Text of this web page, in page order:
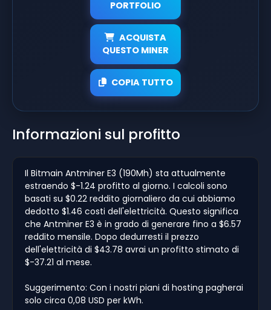
PORTFOLIO
ACQUISTA
QUESTO MINER
COPIA TUTTO
Informazioni sul profitto
Il Bitmain Antminer E3 (190Mh) sta attualmente
estraendo $-1.24 profitto al giorno. I calcoli sono
basati su $0.22 reddito giornaliero da cui abbiamo
dedotto $1.46 costi dell'elettricità. Questo significa
che Antminer E3 è in grado di generare fino a $6.57
reddito mensile. Dopo dedurresti il prezzo
dell'elettricità di $43.78 avrai un profitto stimato di
$-37.21 al mese.
Suggerimento: Con i nostri piani di hosting pagherai
solo circa 0,08 USD per kWh.